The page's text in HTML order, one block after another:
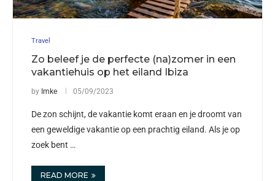
Travel
Zo beleef je de perfecte (na)zomer in een
vakantiehuis op het eiland Ibiza
by Imke 05/09/2023
De zon schijnt, de vakantie komt eraan en je droomt van
een geweldige vakantie op een prachtig eiland. Als je op
zoek bent …
READ MORE